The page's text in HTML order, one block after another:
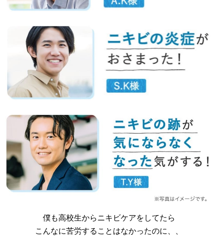
僕も高校生からニキビケアをしてたら
こんなに苦労することはなかったのに、、